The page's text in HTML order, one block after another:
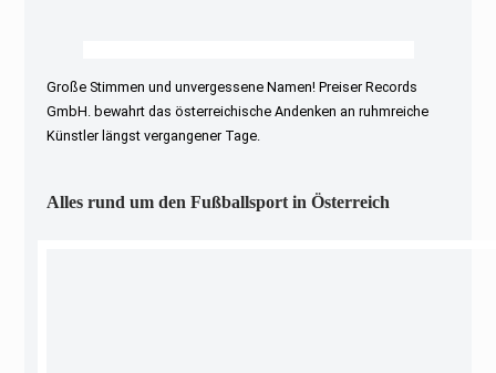
Große Stimmen und unvergessene Namen! Preiser Records
GmbH. bewahrt das österreichische Andenken an ruhmreiche
Künstler längst vergangener Tage.
Alles rund um den Fußballsport in Österreich